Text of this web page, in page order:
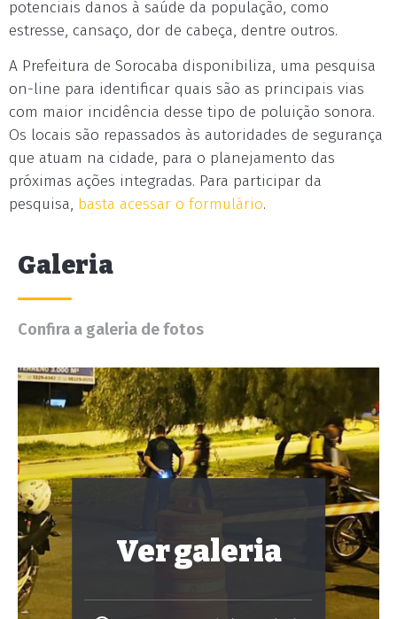
potenciais danos à saúde da população, como
estresse, cansaço, dor de cabeça, dentre outros.
A Prefeitura de Sorocaba disponibiliza, uma pesquisa
on-line para identificar quais são as principais vias
com maior incidência desse tipo de poluição sonora.
Os locais são repassados às autoridades de segurança
que atuam na cidade, para o planejamento das
próximas ações integradas. Para participar da
pesquisa, basta acessar o formulário.
Galeria
Confira a galeria de fotos
Ver galeria